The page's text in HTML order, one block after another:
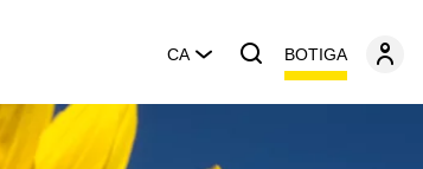
CA BOTIGA